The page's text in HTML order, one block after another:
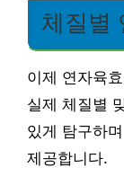
체질별
이제 연자육
실제 체질별
있게 탐구하
제공합니다.